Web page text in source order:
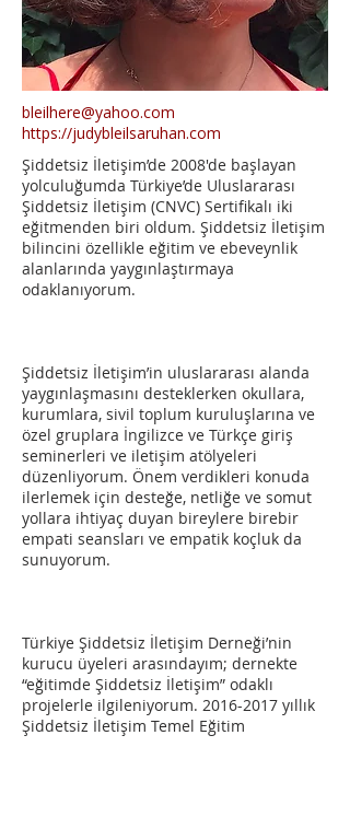
bleilhere@yahoo.com
https://judybleilsaruhan.com
Şiddetsiz İletişim’de 2008'de başlayan
yolculuğumda Türkiye’de Uluslararası
Şiddetsiz İletişim (CNVC) Sertifikalı iki
eğitmenden biri oldum. Şiddetsiz İletişim
bilincini özellikle eğitim ve ebeveynlik
alanlarında yaygınlaştırmaya
odaklanıyorum.
Şiddetsiz İletişim’in uluslararası alanda
yaygınlaşmasını desteklerken okullara,
kurumlara, sivil toplum kuruluşlarına ve
özel gruplara İngilizce ve Türkçe giriş
seminerleri ve iletişim atölyeleri
düzenliyorum. Önem verdikleri konuda
ilerlemek için desteğe, netliğe ve somut
yollara ihtiyaç duyan bireylere birebir
empati seansları ve empatik koçluk da
sunuyorum.
Türkiye Şiddetsiz İletişim Derneği’nin
kurucu üyeleri arasındayım; dernekte
“eğitimde Şiddetsiz İletişim” odaklı
projelerle ilgileniyorum. 2016-2017 yıllık
Şiddetsiz İletişim Temel Eğitim